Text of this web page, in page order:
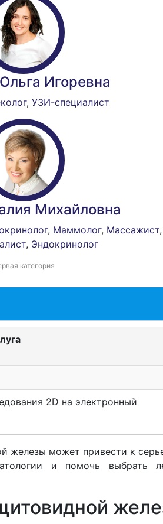
Игоревна
, УЗИ-специалист
Михайловна
, Маммолог, Массажист,
, Эндокринолог
категория
2D на электронный
железы может привести к
и помочь выбрать